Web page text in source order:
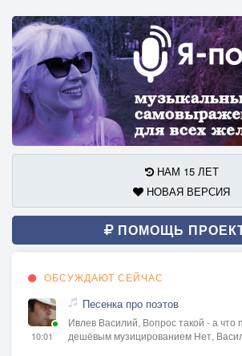
НАМ 15 ЛЕТ
НОВАЯ ВЕРСИЯ
ПОМОЩЬ
ОБСУЖДАЮТ СЕЙЧАС
10:01
Песенка про поэтов
Ивлев Василий, Вопрос такой - а что
дешёвым музицированием Нет,